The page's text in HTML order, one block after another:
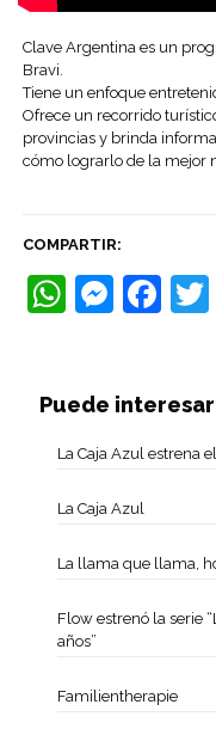
Clave Argentina es un
Bravi.
Tiene un enfoque
Ofrece un recorrido
provincias y brinda
cómo lograrlo de la mejor
COMPARTIR:
Puede
La Caja Azul estrena
La Caja Azul
La llama que llama,
Flow estrenó la serie
años”
Familientherapie